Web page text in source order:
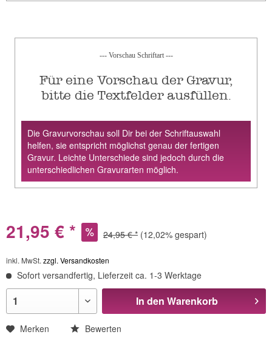
--- Vorschau Schriftart ---
Für eine Vorschau der Gravur,
bitte die Textfelder ausfüllen.
Die Gravurvorschau soll Dir bei der Schriftauswahl
helfen, sie entspricht möglichst genau der fertigen
Gravur. Leichte Unterschiede sind jedoch durch die
unterschiedlichen Gravurarten möglich.
21,95 € * 24,95 € * (12,02% gespart)
inkl. MwSt. zzgl. Versandkosten
Sofort versandfertig, Lieferzeit ca. 1-3 Werktage
In den Warenkorb
Merken Bewerten